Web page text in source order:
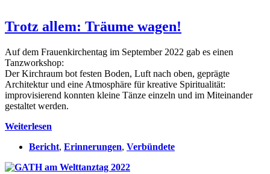
Trotz allem: Träume wagen!
Auf dem Frauenkirchentag im September 2022 gab es einen
Tanzworkshop:
Der Kirchraum bot festen Boden, Luft nach oben, geprägte
Architektur und eine Atmosphäre für kreative Spiritualität:
improvisierend konnten kleine Tänze einzeln und im Miteinander
gestaltet werden.
Weiterlesen
Träume
Bericht, Erinnerungen, Verbündete